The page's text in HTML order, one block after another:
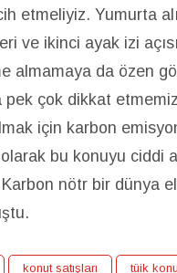
etmeliyiz. Yumurta
ve ikinci ayak izi
almamaya da özen
pek çok dikkat
için karbon
olarak bu konuyu
Karbon nötr bir dünya
konut satışları tüik